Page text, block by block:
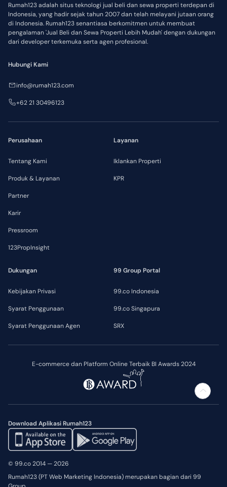
Rumah123 adalah situs teknologi jual beli dan sewa properti terdepan di
Indonesia, yang hadir sejak tahun 2007 dan telah melayani jutaan orang
di Indonesia. Rumah123 senantiasa berkomitmen untuk membuat
pengalaman 'Jual Beli dan Sewa Properti Lebih Mudah' dengan dukungan
dari developer terkemuka serta agen profesional.
E-commerce dan Platform Online Terbaik BI Awards 2024
Download Aplikasi Rumah123
Perusahaan
Tentang Kami
Produk & Layanan
Partner
Karir
Pressroom
123PropInsight
Layanan
Iklankan Properti
KPR
Dukungan
Kebijakan Privasi
Syarat Penggunaan
Syarat Penggunaan Agen
99 Group Portal
99.co Indonesia
99.co Singapura
SRX
Hubungi Kami
info@rumah123.com
+62 21 30496123
© 99.co 2014 — 2026
Rumah123 (PT Web Marketing Indonesia) merupakan bagian dari 99